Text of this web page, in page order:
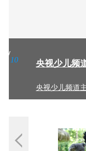
/10 央视少儿频
央视少儿频道